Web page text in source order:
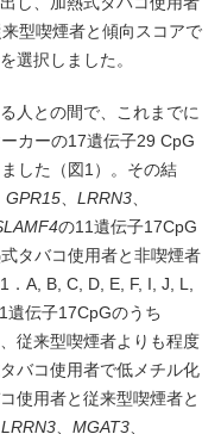
型喫煙者と傾向スコアで
選択しました。
人との間で、これまでに
カーの17遺伝子29 CpG
した（図1）。その結
GPR15 LRRN3
の11遺伝子17CpG
タバコ使用者と非喫煙者
A, B, C, D, E, F, I, J, L,
遺伝子17CpGのうち
従来型喫煙者よりも程度
バコ使用者で低メチル化
使用者と従来型喫煙者と
LRRN3 MGAT3